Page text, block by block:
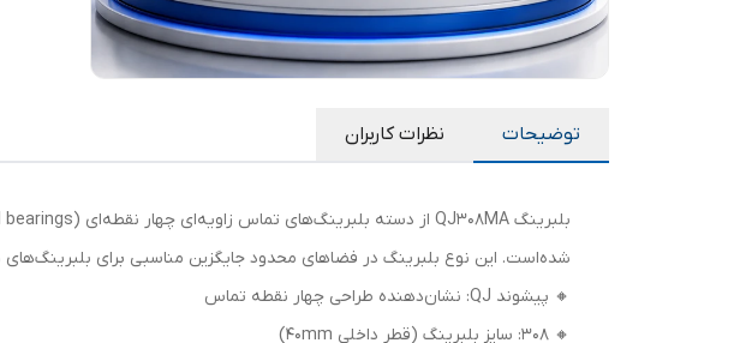
توضیحات نظرات کاربران
شده‌است. این نوع بلبرینگ در فضاهای محدود جایگزین مناسبی برای
🔸 پیشوند QJ: نشان‌دهنده طراحی چهار نقطه تماس
🔸 308: سایز بلبرینگ (قطر داخلی 40mm)